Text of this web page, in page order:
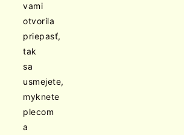
vami
otvorila
priepasť,
tak
sa
usmejete,
myknete
plecom
a